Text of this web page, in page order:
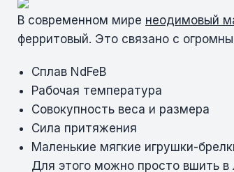
В современном мире неодимовый
ферритовый. Это связано с
Сплав NdFeB
Рабочая температура
Совокупность веса и размера
Сила притяжения
Маленькие мягкие игрушки-
Для этого можно просто вшить